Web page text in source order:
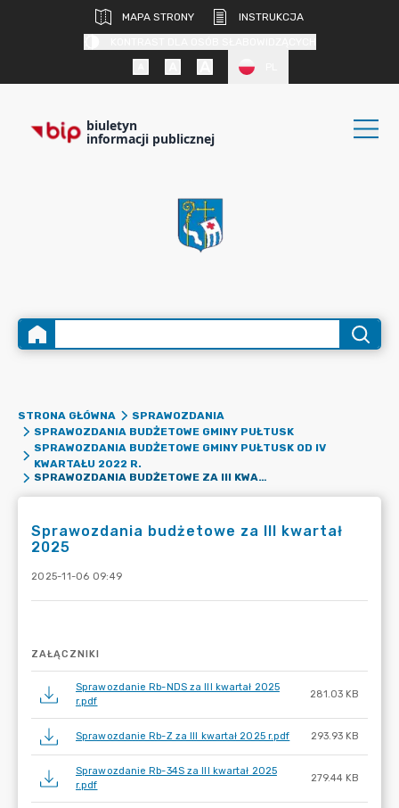
MAPA STRONY
INSTRUKCJA
biuletyn
informacji publicznej
STRONA GŁÓWNA
SPRAWOZDANIA
SPRAWOZDANIA BUDŻETOWE GMINY PUŁTUSK
SPRAWOZDANIA BUDŻETOWE GMINY PUŁTUSK OD IV
KWARTAŁU 2022 R.
SPRAWOZDANIA BUDŻETOWE ZA III KWARTAŁ 2025
Sprawozdania budżetowe za III kwartał
2025
2025-11-06 09:49
ZAŁĄCZNIKI
Sprawozdanie Rb-NDS za III kwartał 2025
r.pdf
281.03 KB
Sprawozdanie Rb-Z za III kwartał 2025 r.pdf 293.93 KB
Sprawozdanie Rb-34S za III kwartał 2025
r.pdf
279.44 KB